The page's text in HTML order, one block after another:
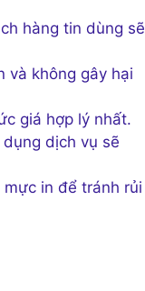
hàng tin dùng sẽ
và không gây hại
giá hợp lý nhất.
dịch vụ sẽ
in để tránh rủi